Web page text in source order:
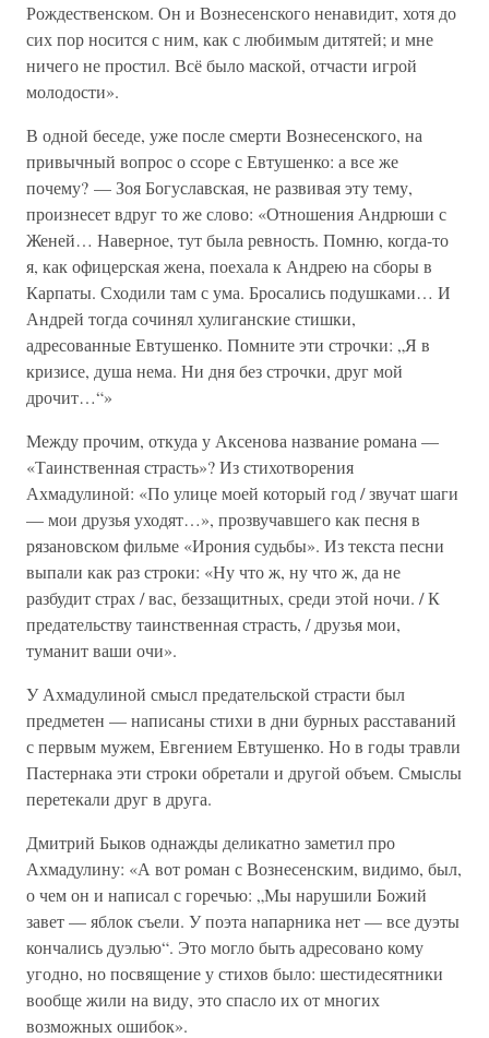
Рождественском. Он и Вознесенского ненавидит, хотя до
сих пор носится с ним, как с любимым дитятей; и мне
ничего не простил. Всё было маской, отчасти игрой
молодости».
В одной беседе, уже после смерти Вознесенского, на
привычный вопрос о ссоре с Евтушенко: а все же
почему? — Зоя Богуславская, не развивая эту тему,
произнесет вдруг то же слово: «Отношения Андрюши с
Женей… Наверное, тут была ревность. Помню, когда-то
я, как офицерская жена, поехала к Андрею на сборы в
Карпаты. Сходили там с ума. Бросались подушками… И
Андрей тогда сочинял хулиганские стишки,
адресованные Евтушенко. Помните эти строчки: „Я в
кризисе, душа нема. Ни дня без строчки, друг мой
дрочит…“»
Между прочим, откуда у Аксенова название романа —
«Таинственная страсть»? Из стихотворения
Ахмадулиной: «По улице моей который год / звучат шаги
— мои друзья уходят…», прозвучавшего как песня в
рязановском фильме «Ирония судьбы». Из текста песни
выпали как раз строки: «Ну что ж, ну что ж, да не
разбудит страх / вас, беззащитных, среди этой ночи. / К
предательству таинственная страсть, / друзья мои,
туманит ваши очи».
У Ахмадулиной смысл предательской страсти был
предметен — написаны стихи в дни бурных расставаний
с первым мужем, Евгением Евтушенко. Но в годы травли
Пастернака эти строки обретали и другой объем. Смыслы
перетекали друг в друга.
Дмитрий Быков однажды деликатно заметил про
Ахмадулину: «А вот роман с Вознесенским, видимо, был,
о чем он и написал с горечью: „Мы нарушили Божий
завет — яблок съели. У поэта напарника нет — все дуэты
кончались дуэлью“. Это могло быть адресовано кому
угодно, но посвящение у стихов было: шестидесятники
вообще жили на виду, это спасло их от многих
возможных ошибок».